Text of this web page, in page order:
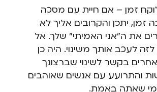
זמן – אם חיית עם מסכה
זמן, יתכן והקרובים אליך לא
את ה"אני האמיתי" שלך. אל
לעכב אותך משינוי. היה כן
בקשר לשינוי שברצונך
והתרועע עם אנשים שאוהבים
שאתה באמת.